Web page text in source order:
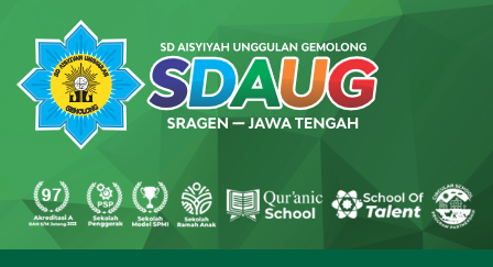
content
SD Aisyiyah Unggulan
Gemolong